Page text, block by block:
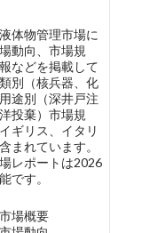
体物管理市場に
動向、市場規
などを掲載して
別（核兵器、化
途別（深井戸注
投棄）市場規
ギリス、イタリ
まれています。
レポートは2026
です。
場概要